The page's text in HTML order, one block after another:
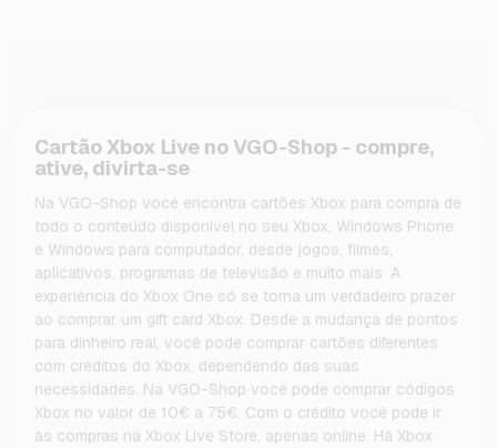
Cartão Xbox Live no VGO-Shop - compre,
ative, divirta-se
Na VGO-Shop você encontra cartões Xbox para compra de
todo o conteúdo disponível no seu Xbox, Windows Phone
e Windows para computador, desde jogos, filmes,
aplicativos, programas de televisão e muito mais. A
experiência do Xbox One só se torna um verdadeiro prazer
ao comprar um gift card Xbox. Desde a mudança de pontos
para dinheiro real, você pode comprar cartões diferentes
com créditos do Xbox, dependendo das suas
necessidades. Na VGO-Shop você pode comprar códigos
Xbox no valor de 10€ a 75€. Com o crédito você pode ir
às compras na Xbox Live Store, apenas online. Há Xbox